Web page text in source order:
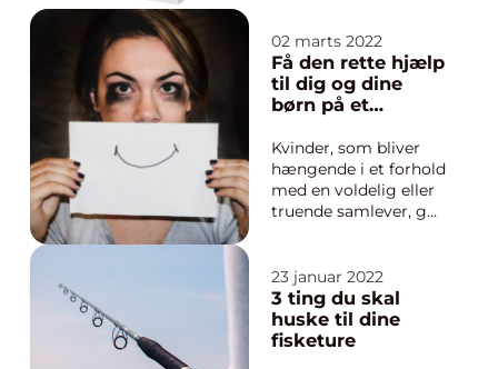
perspektiv på verden
udenfor. Men med så
mange forskellige
slags vinduer på
være svært at vælge
de bedste. I det
følgende få...
02 marts 2022
Få den rette hjælp
til dig og dine
børn på et
Kvinder, som bliver
hængende i et forhold
med en voldelig eller
truende samlever, gør
overskue
konsekvenserne af at
forlade
vedkommende. Der
23 januar 2022
3 ting du skal
huske til dine
fisketure